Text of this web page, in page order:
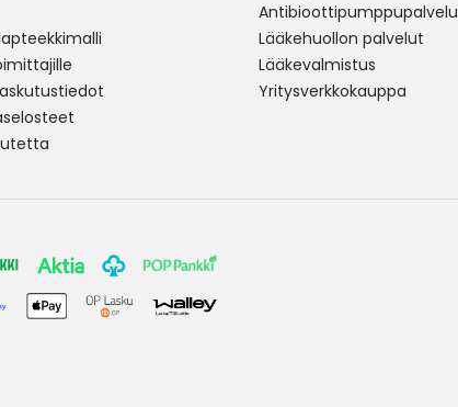
Antibioottipumppupalvelu
Lääkehuollon palvelut
Lääkevalmistus
Yritysverkkokauppa